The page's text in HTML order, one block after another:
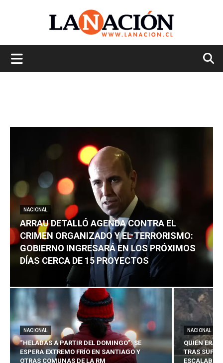
NACIONAL
ARRAU DETALLÓ AGENDA CONTRA EL
CRIMEN ORGANIZADO Y EL TERRORISMO:
GOBIERNO INGRESARÁ EN LOS PRÓXIMOS
DÍAS CERCA DE 15 PROYECTOS
NACIONAL
“HELADAS A PARTIR DEL DOMINGO”: SE
ESPERA EXTREMO FRÍO EN SANTIAGO Y
OTRAS COMUNAS DE LA RM
NACIONAL
QUIÉN ERA
TRAS
ESCALABA